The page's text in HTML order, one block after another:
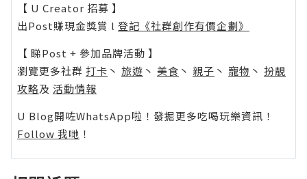
【 U Creator 招募 】
出Post賺現金獎賞 l 登記《社群創作有價企劃》
【 睇Post + 參加品牌活動 】
瀏覽更多社群 打卡 丶 旅遊 丶 美食 丶 親子 丶 寵物 丶 扮靚
攻略及 活動情報
U Blog開咗WhatsApp啦！發掘更多吃喝玩樂資訊！
Follow 我哋 ！